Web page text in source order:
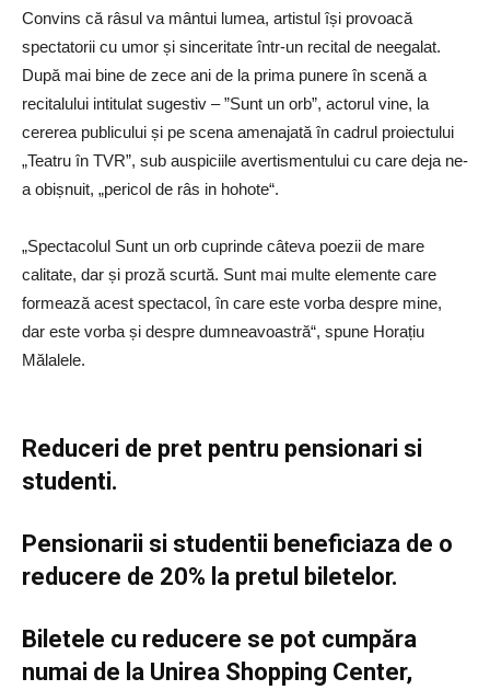
Convins că râsul va mântui lumea, artistul își provoacă
spectatorii cu umor și sinceritate într-un recital de neegalat.
După mai bine de zece ani de la prima punere în scenă a
recitalului intitulat sugestiv – ”Sunt un orb”, actorul vine, la
cererea publicului și pe scena amenajată în cadrul proiectului
„Teatru în TVR”, sub auspiciile avertismentului cu care deja ne-
a obișnuit, „pericol de râs in hohote“.
„Spectacolul Sunt un orb cuprinde câteva poezii de mare
calitate, dar și proză scurtă. Sunt mai multe elemente care
formează acest spectacol, în care este vorba despre mine,
dar este vorba și despre dumneavoastră“, spune Horațiu
Mălalele.
Reduceri de pret pentru pensionari si
studenti.
Pensionarii si studentii beneficiaza de o
reducere de 20% la pretul biletelor.
Biletele cu reducere se pot cumpăra
numai de la Unirea Shopping Center,